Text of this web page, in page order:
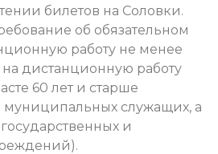
билетов на Соловки.
об обязательном
работу не менее
дистанционную работу
60 лет и старше
муниципальных служащих, а
и